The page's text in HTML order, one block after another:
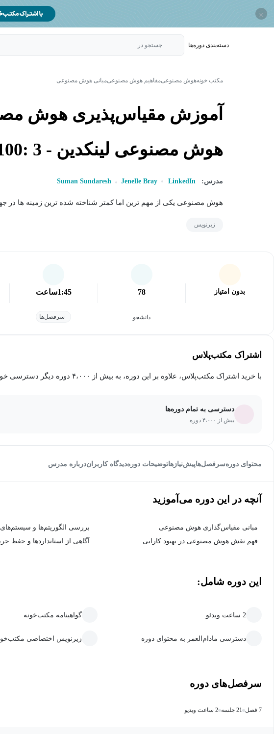
×
دسته‌بندی‌ دوره‌ها جستجو در
مکتب خونههوش مصنوعیمفاهیم هوش مصنوعیمبانی هوش مصنوعی
آموزش مقیاس‌پذیری هوش
هوش مصنوعی لینکدین - AI-100: 3
مدرس: LinkedIn
Suman Sundaresh Jenelle Bray
هوش مصنوعی یکی از مهم ترین اما کمتر شناخته شده ترین زمینه ها در
زیرنویس
بدون امتیاز 78
دانشجو
1:45ساعت
سرفصل‌ها
اشتراک مکتب‌پلاس
با خرید اشتراک مکتب‌پلاس، علاوه بر این دوره، به بیش از ۴،۰۰۰ دوره دیگر دسترسی خواهید داشت.
دسترسی به تمام دوره‌ها
بیش از ۴،۰۰۰ دوره
محتوای دورهسرفصل‌هاپیش‌نیاز‌هاتوضیحات دورهدیدگاه کاربراندرباره مدرس
آنچه در این دوره می‌آموزید
مبانی مقیاس‌گذاری هوش مصنوعی
بررسی الگوریتم‌ها و
فهم نقش هوش مصنوعی در بهبود کارایی
آگاهی از استانداردها و حفظ
این دوره شامل:
2 ساعت ویدئو گواهینامه مکتب‌خونه
دسترسی مادام‌العمر به محتوای دوره زیرنویس اختصاصی
سرفصل‌های دوره
7 فصل 21 جلسه 2 ساعت ویدیو